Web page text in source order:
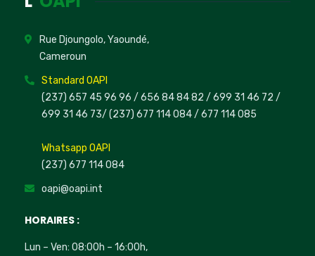
Rue Djoungolo, Yaoundé,
Cameroun
Standard OAPI
(237) 657 45 96 96 / 656 84 84 82 / 699 31 46 72 /
699 31 46 73/ (237) 677 114 084 / 677 114 085
Whatsapp OAPI
(237) 677 114 084
oapi@oapi.int
HORAIRES :
Lun – Ven: 08:00h – 16:00h,